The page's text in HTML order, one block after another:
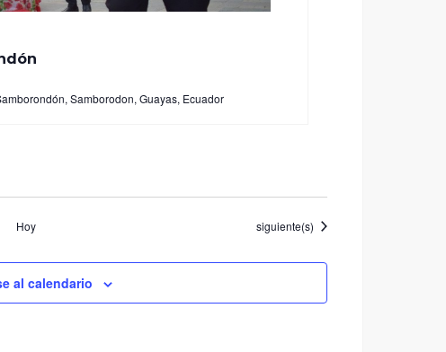
Samborodon, Guayas, Ecuador
Hoy Eventos
siguiente(s)
al calendario